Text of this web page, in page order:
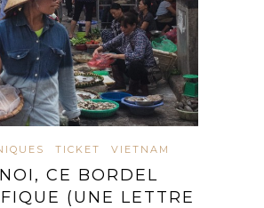
TICKET VIETNAM
CE BORDEL
(UNE LETTRE